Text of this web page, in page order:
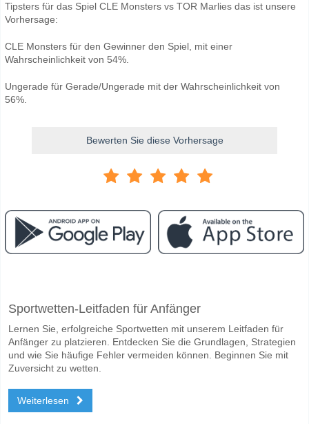
Tipsters für das Spiel CLE Monsters vs TOR Marlies das ist unsere
Vorhersage:
CLE Monsters für den Gewinner den Spiel, mit einer
Wahrscheinlichkeit von 54%.
Ungerade für Gerade/Ungerade mit der Wahrscheinlichkeit von
56%.
Bewerten Sie diese Vorhersage
Das Spiel zwischen CLE Monsters v TOR Marlies 17 May 2026 00:00
Wer ist das Lieblingsteam, zwischen dem zu
CLE Monsters für den Gewinner den Spiel, mit einer
Sportwetten-Leitfaden für Anfänger
Lernen Sie, erfolgreiche Sportwetten mit unserem Leitfaden für
Anfänger zu platzieren. Entdecken Sie die Grundlagen, Strategien
und wie Sie häufige Fehler vermeiden können. Beginnen Sie mit
Zuversicht zu wetten.
Weiterlesen